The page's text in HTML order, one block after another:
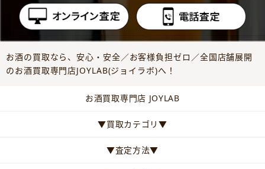
お酒の買取なら、安心・安全／お客様負担ゼロ／全国店舗展開
のお酒買取専門店JOYLAB(ジョイラボ)へ！
お酒買取専門店 JOYLAB
▼買取カテゴリ▼
▼査定方法▼